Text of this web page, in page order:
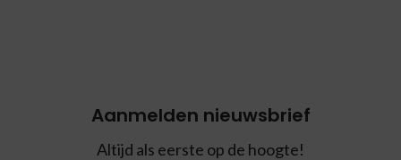
Aanmelden nieuwsbrief
Altijd als eerste op de hoogte!